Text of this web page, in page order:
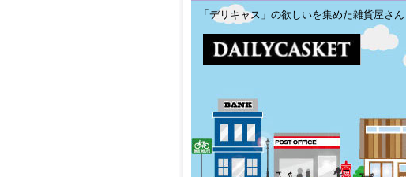
「デリキャス」の欲しいを集めた雑貨屋さん